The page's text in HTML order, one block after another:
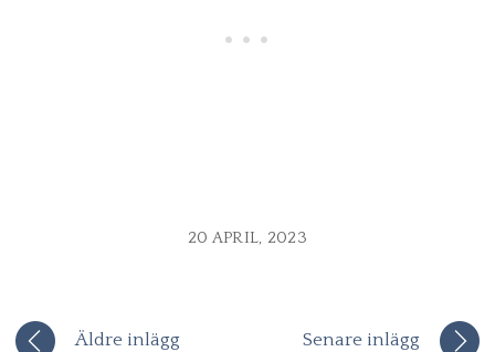
20 APRIL, 2023
Äldre inlägg Senare inlägg